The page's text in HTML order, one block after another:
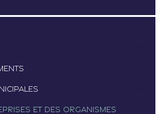
ET DES ORGANISMES